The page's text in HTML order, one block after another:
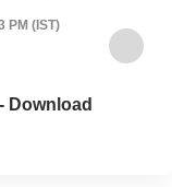
PM (IST)
Download